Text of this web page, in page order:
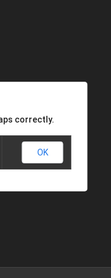
correctly.
OK